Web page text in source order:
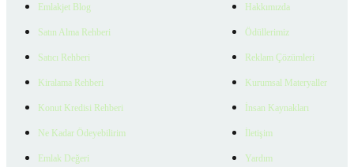
Emlakjet Blog
Satın Alma Rehberi
Satıcı Rehberi
Kiralama Rehberi
Konut Kredisi Rehberi
Ne Kadar Ödeyebilirim
Emlak Değeri
Hakkımızda
Ödüllerimiz
Reklam Çözümleri
Kurumsal Materyaller
İnsan Kaynakları
İletişim
Yardım